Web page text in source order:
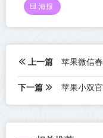
海报
上一篇 苹果微信
下一篇 苹果小双